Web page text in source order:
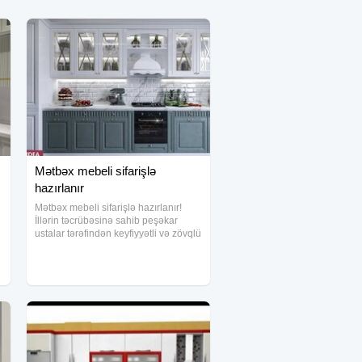
Mətbəx mebeli sifarişlə
hazırlanır
Mətbəx mebeli sifarişlə hazırlanır!
İllərin təcrübəsinə sahib peşəkar
ustalar tərəfindən keyfiyyətli və zövqlü
ödəniş